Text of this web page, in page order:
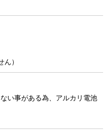
）
い事がある為、アルカリ電池